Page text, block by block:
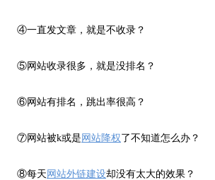
④一直发文章，就是不收录？
⑤网站收录很多，就是没排名？
⑥网站有排名，跳出率很高？
⑦网站被k或是 网站降权了不知道怎么办？
⑧每天 网站外链建设却没有太大的效果？